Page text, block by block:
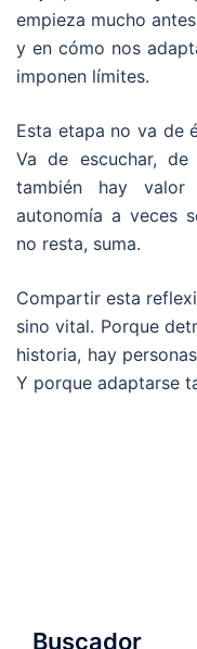
empieza mucho
y en cómo nos
imponen límites.
Esta etapa no va de
Va de escuchar,
también hay
autonomía a veces
no resta, suma.
Compartir esta
sino vital. Porque
historia, hay
Y porque adaptarse
Buscador